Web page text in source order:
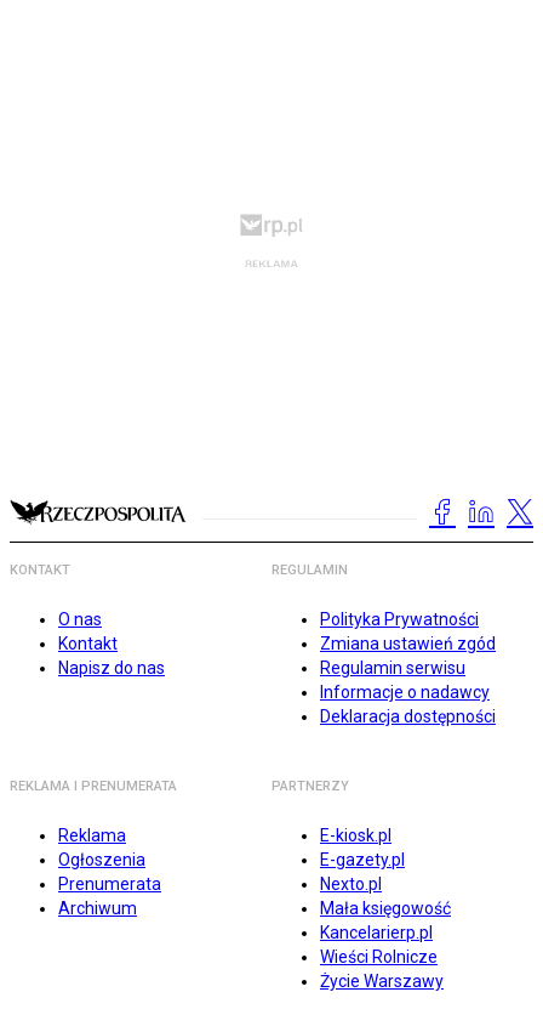
KONTAKT
O nas
Kontakt
Napisz do nas
REGULAMIN
Polityka Prywatności
Zmiana ustawień zgód
Regulamin serwisu
Informacje o nadawcy
Deklaracja dostępności
REKLAMA I PRENUMERATA
Reklama
Ogłoszenia
Prenumerata
Archiwum
PARTNERZY
E-kiosk.pl
E-gazety.pl
Nexto.pl
Mała księgowość
Kancelarierp.pl
Wieści Rolnicze
Życie Warszawy